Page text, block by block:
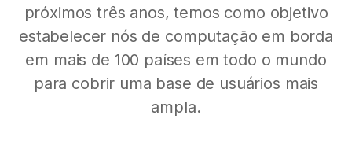
próximos três anos, temos como objetivo
estabelecer nós de computação em borda
em mais de 100 países em todo o mundo
para cobrir uma base de usuários mais
ampla.